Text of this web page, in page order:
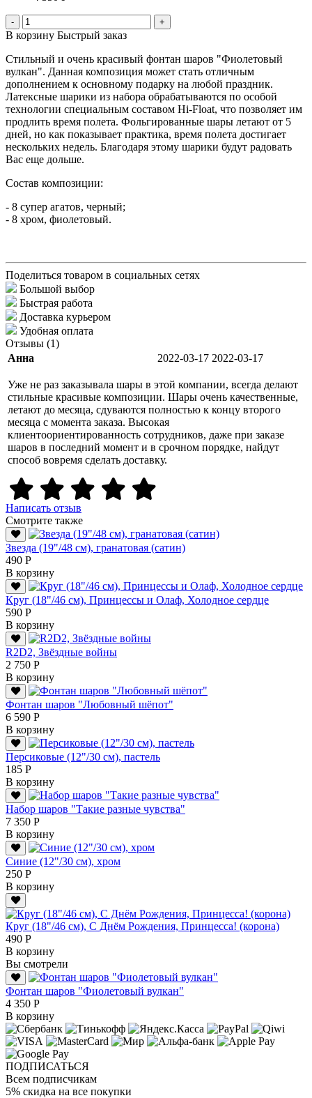
В корзину Быстрый заказ
Стильный и очень красивый фонтан шаров "Фиолетовый
вулкан". Данная композиция может стать отличным
дополнением к основному подарку на любой праздник.
Латексные шарики из набора обрабатываются по особой
технологии специальным составом Hi-Float, что позволяет им
продлить время полета. Фольгированные шары летают от 5
дней, но как показывает практика, время полета достигает
нескольких недель. Благодаря этому шарики будут радовать
Вас еще дольше.
Состав композиции:
- 8 супер агатов, черный;
- 8 хром, фиолетовый.
Поделиться товаром в социальных сетях
Большой выбор
Быстрая работа
Доставка курьером
Удобная оплата
Отзывы (1)
Анна
2022-03-17 2022-03-17
Уже не раз заказывала шары в этой компании, всегда делают
стильные красивые композиции. Шары очень качественные,
летают до месяца, сдуваются полностью к концу второго
месяца с момента заказа. Высокая
клиентоориентированность сотрудников, даже при заказе
шаров в последний момент и в срочном порядке, найдут
способ вовремя сделать доставку.
Написать отзыв
Смотрите также
Звезда (19"/48 см), гранатовая (сатин)
490 Р
В корзину
Круг (18"/46 см), Принцессы и Олаф, Холодное сердце
590 Р
В корзину
R2D2, Звёздные войны
2 750 Р
В корзину
Фонтан шаров "Любовный шёпот"
6 590 Р
В корзину
Персиковые (12"/30 см), пастель
185 Р
В корзину
Набор шаров "Такие разные чувства"
7 350 Р
В корзину
Синие (12"/30 см), хром
250 Р
В корзину
Круг (18"/46 см), С Днём Рождения, Принцесса! (корона)
490 Р
В корзину
Вы смотрели
Фонтан шаров "Фиолетовый вулкан"
4 350 Р
В корзину
ПОДПИСАТЬСЯ
Всем подписчикам
5% скидка на все покупки